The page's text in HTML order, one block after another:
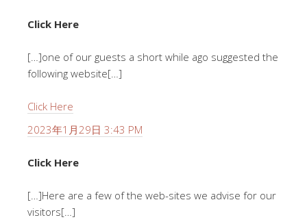
Click Here
[…]one of our guests a short while ago suggested the
following website[…]
Click Here
2023年1月29日 3:43 PM
Click Here
[…]Here are a few of the web-sites we advise for our
visitors[…]